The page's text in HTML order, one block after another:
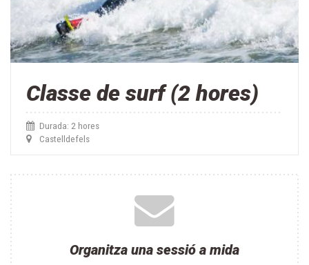
Classe de surf (2 hores)
Durada: 2 hores
Castelldefels
Organitza una sessió a mida